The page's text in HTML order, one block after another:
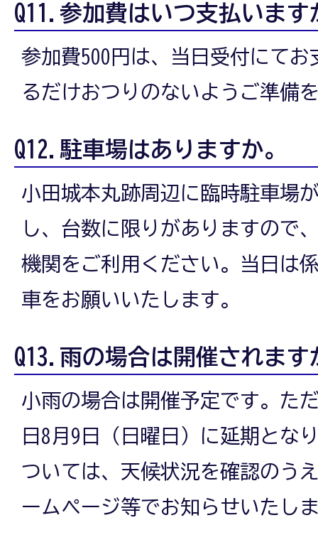
Q11.参加費はいつ支払います
参加費500円は、当日受付にて
るだけおつりのないようご準備
Q12.駐車場はありますか。
小田城本丸跡周辺に臨時駐車場
し、台数に限りがありますので
機関をご利用ください。当日は
車をお願いいたします。
Q13.雨の場合は開催されます
小雨の場合は開催予定です。た
日8月9日（日曜日）に延期とな
ついては、天候状況を確認のう
ームページ等でお知らせいたし